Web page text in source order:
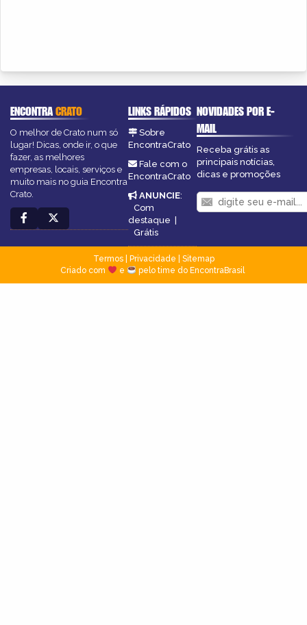
ENCONTRACRATO
O melhor de Crato num só
lugar! Dicas, onde ir, o que
fazer, as melhores
empresas, locais, serviços e
muito mais no guia Encontra
Crato.
LINKS RÁPIDOS
Sobre
EncontraCrato
Fale com o
EncontraCrato
ANUNCIE:
Com
destaque |
Grátis
NOVIDADES POR E-
MAIL
Receba grátis as
principais notícias,
dicas e promoções
Termos| Privacidade
Sitemap
Criado com
e pelo time do EncontraBrasil